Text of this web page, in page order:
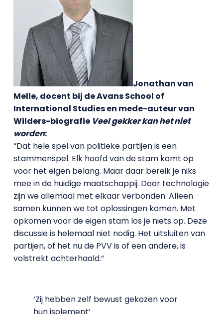
Jonathan van
Melle, docent bij de Avans School of
International Studies en mede-auteur van
Wilders-biografie Veel gekker kan het niet
worden:
“Dat hele spel van politieke partijen is een
stammenspel. Elk hoofd van de stam komt op
voor het eigen belang. Maar daar bereik je niks
mee in de huidige maatschappij. Door technologie
zijn we allemaal met elkaar verbonden. Alleen
samen kunnen we tot oplossingen komen. Met
opkomen voor de eigen stam los je niets op. Deze
discussie is helemaal niet nodig. Het uitsluiten van
partijen, of het nu de PVV is of een andere, is
volstrekt achterhaald.”
‘Zij hebben zelf bewust gekozen voor
hun isolement’